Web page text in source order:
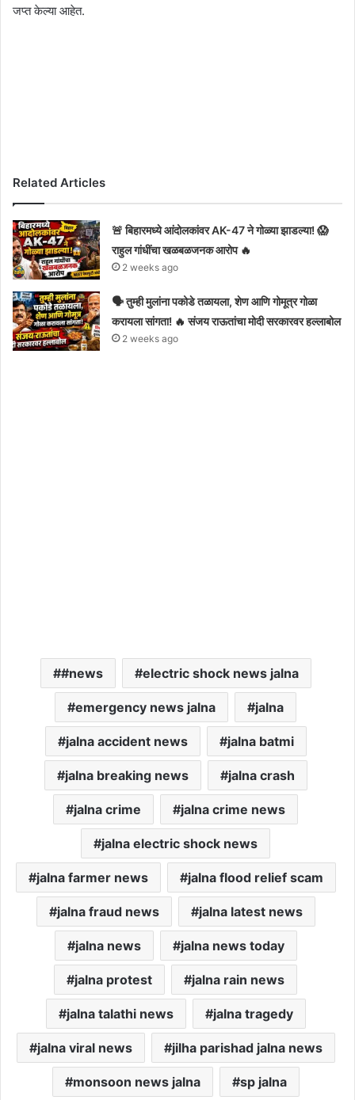
जप्त केल्या आहेत.
Related Articles
🚨 बिहारमध्ये आंदोलकांवर AK-47 ने गोळ्या झाडल्या! 😱
राहुल गांधींचा खळबळजनक आरोप 🔥
2 weeks ago
🗣️ तुम्ही मुलांना पकोडे तळायला, शेण आणि गोमूत्र गोळा
करायला सांगता! 🔥 संजय राऊतांचा मोदी सरकारवर हल्लाबोल
2 weeks ago
#news electric shock news jalna
emergency news jalna jalna
jalna accident news jalna batmi
jalna breaking news jalna crash
jalna crime jalna crime news
jalna electric shock news
jalna farmer news jalna flood relief scam
jalna fraud news jalna latest news
jalna news jalna news today
jalna protest jalna rain news
jalna talathi news jalna tragedy
jalna viral news jilha parishad jalna news
monsoon news jalna sp jalna